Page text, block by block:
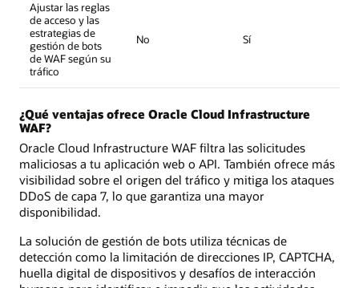
Ajustar las reglas
de acceso y las
estrategias de
gestión de bots
de WAF según su
tráfico
No Sí
¿Qué ventajas ofrece Oracle Cloud Infrastructure
WAF?
Oracle Cloud Infrastructure WAF filtra las solicitudes
maliciosas a tu aplicación web o API. También ofrece más
visibilidad sobre el origen del tráfico y mitiga los ataques
DDoS de capa 7, lo que garantiza una mayor
disponibilidad.
La solución de gestión de bots utiliza técnicas de
detección como la limitación de direcciones IP, CAPTCHA,
huella digital de dispositivos y desafíos de interacción